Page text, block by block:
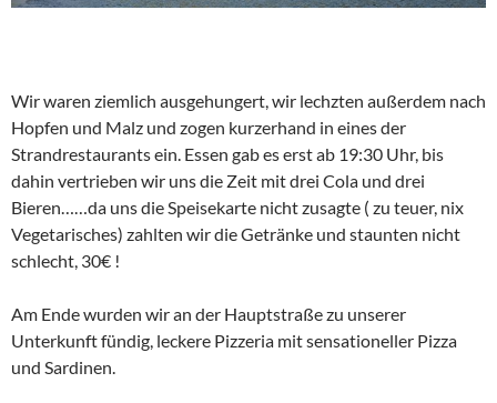
Wir waren ziemlich ausgehungert, wir lechzten außerdem nach
Hopfen und Malz und zogen kurzerhand in eines der
Strandrestaurants ein. Essen gab es erst ab 19:30 Uhr, bis
dahin vertrieben wir uns die Zeit mit drei Cola und drei
Bieren……da uns die Speisekarte nicht zusagte ( zu teuer, nix
Vegetarisches) zahlten wir die Getränke und staunten nicht
schlecht, 30€ !
Am Ende wurden wir an der Hauptstraße zu unserer
Unterkunft fündig, leckere Pizzeria mit sensationeller Pizza
und Sardinen.